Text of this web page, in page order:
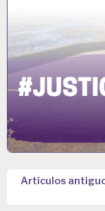
NArtículos